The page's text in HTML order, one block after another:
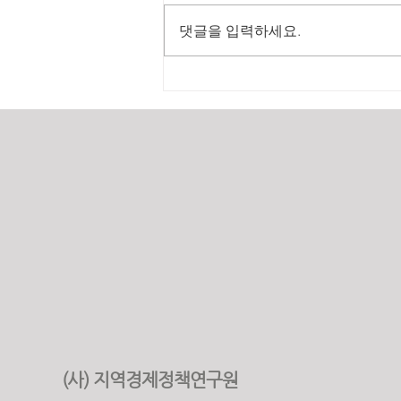
2025년 원가계산 실적
댓글을 입력하세요.
(사) 지역경제정책연구원